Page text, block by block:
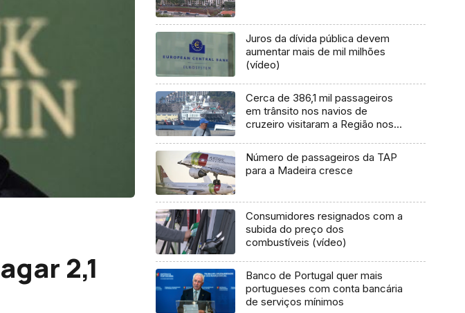
2,1
Juros da dívida pública devem
aumentar mais de mil milhões
(vídeo)
Cerca de 386,1 mil passageiros
em trânsito nos navios de
cruzeiro visitaram a Região nos
Número de passageiros da TAP
para a Madeira cresce
Consumidores resignados com a
subida do preço dos
combustíveis (vídeo)
Banco de Portugal quer mais
portugueses com conta bancária
de serviços mínimos